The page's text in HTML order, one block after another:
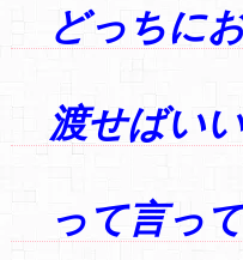
どっちに
渡せばい
って言っ